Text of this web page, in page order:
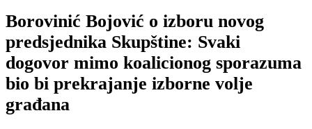
Borovinić Bojović o izboru novog
predsjednika Skupštine: Svaki
dogovor mimo koalicionog sporazuma
bio bi prekrajanje izborne volje
građana